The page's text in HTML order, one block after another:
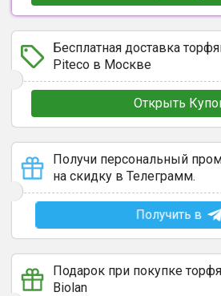
Бесплатная доставка
Piteco в Москве
Открыть
Получи персональный
на скидку в Телеграмм.
Получить в
Подарок при покупке
Biolan